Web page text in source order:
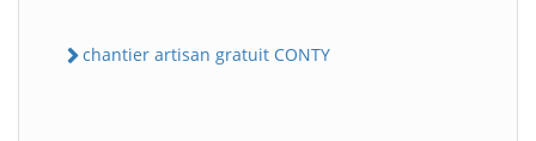
chantier artisan gratuit CONTY